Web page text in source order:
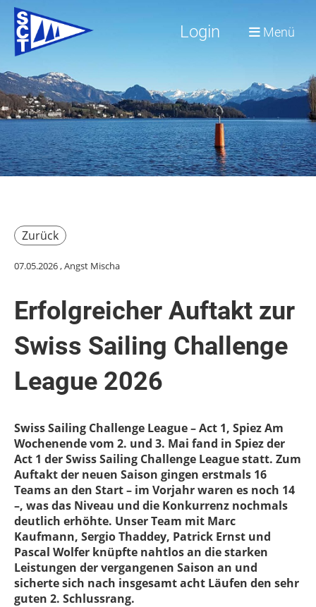
Login Menü
Zurück
07.05.2026, Angst Mischa
Erfolgreicher Auftakt zur
Swiss Sailing Challenge
League 2026
Swiss Sailing Challenge League – Act 1, Spiez Am
Wochenende vom 2. und 3. Mai fand in Spiez der
Act 1 der Swiss Sailing Challenge League statt. Zum
Auftakt der neuen Saison gingen erstmals 16
Teams an den Start – im Vorjahr waren es noch 14
–, was das Niveau und die Konkurrenz nochmals
deutlich erhöhte. Unser Team mit Marc
Kaufmann, Sergio Thaddey, Patrick Ernst und
Pascal Wolfer knüpfte nahtlos an die starken
Leistungen der vergangenen Saison an und
sicherte sich nach insgesamt acht Läufen den sehr
guten 2. Schlussrang.